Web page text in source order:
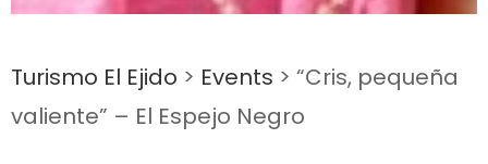
Turismo El Ejido > Events > “Cris, pequeña
valiente” – El Espejo Negro